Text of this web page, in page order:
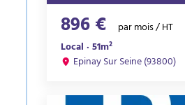
896 €
par mois / HT
Local · 51m²
Epinay Sur Seine (93800)